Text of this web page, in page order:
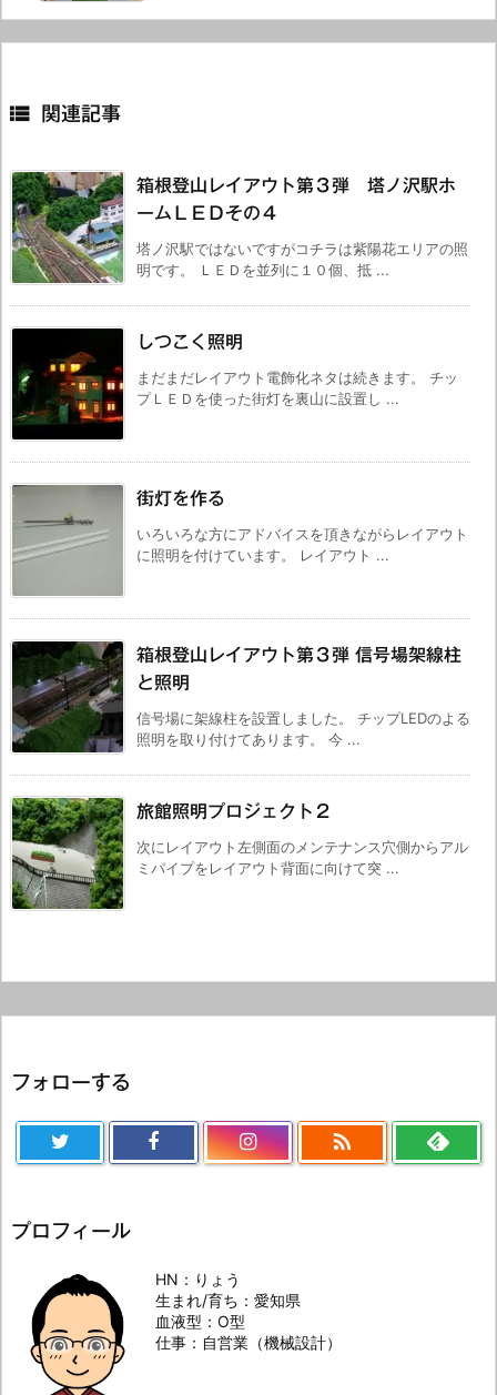
 関連記事
箱根登山レイアウト第３弾 塔ノ沢駅ホ
ームＬＥＤその４
塔ノ沢駅ではないですがコチラは紫陽花エリアの照
明です。 ＬＥＤを並列に１０個、抵 ...
しつこく照明
まだまだレイアウト電飾化ネタは続きます。 チッ
プＬＥＤを使った街灯を裏山に設置し ...
街灯を作る
いろいろな方にアドバイスを頂きながらレイアウト
に照明を付けています。 レイアウト ...
箱根登山レイアウト第３弾 信号場架線柱
と照明
信号場に架線柱を設置しました。 チップLEDのよる
照明を取り付けてあります。 今 ...
旅館照明プロジェクト２
次にレイアウト左側面のメンテナンス穴側からアル
ミパイプをレイアウト背面に向けて突 ...
フォローする

プロフィール
HN：りょう
生まれ/育ち：愛知県
血液型：O型
仕事：自営業（機械設計）